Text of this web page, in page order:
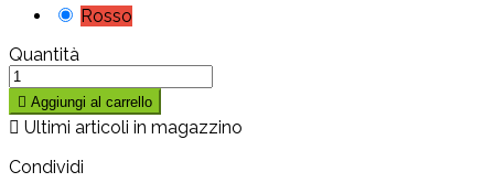
Rosso
Quantità
 Aggiungi al carrello
 Ultimi articoli in magazzino
Condividi